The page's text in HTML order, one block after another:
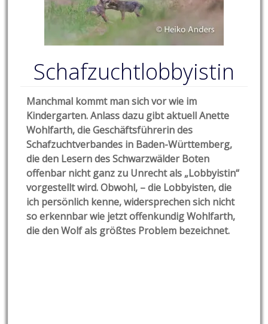
Schafzuchtlobbyistin
Manchmal kommt man sich vor wie im
Kindergarten. Anlass dazu gibt aktuell Anette
Wohlfarth, die Geschäftsführerin des
Schafzuchtverbandes in Baden-Württemberg,
die den Lesern des Schwarzwälder Boten
offenbar nicht ganz zu Unrecht als „Lobbyistin“
vorgestellt wird. Obwohl, – die Lobbyisten, die
ich persönlich kenne, widersprechen sich nicht
so erkennbar wie jetzt offenkundig Wohlfarth,
die den Wolf als größtes Problem bezeichnet.